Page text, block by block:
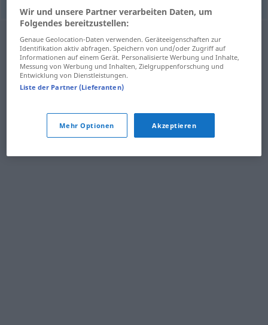
Wir und unsere Partner verarbeiten Daten, um
Folgendes bereitzustellen:
Genaue Geolocation-Daten verwenden. Geräteeigenschaften zur
Identifikation aktiv abfragen. Speichern von und/oder Zugriff auf
Informationen auf einem Gerät. Personalisierte Werbung und Inhalte,
Messung von Werbung und Inhalten, Zielgruppenforschung und
Entwicklung von Dienstleistungen.
Liste der Partner (Lieferanten)
Mehr Optionen Akzeptieren